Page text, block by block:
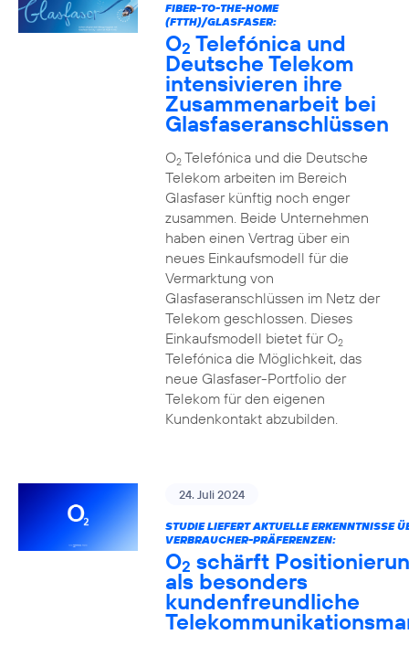
FIBER-TO-THE-HOME
(FTTH)/GLASFASER:
O2 Telefónica und
Deutsche Telekom
intensivieren ihre
Zusammenarbeit bei
Glasfaseranschlüssen
O2Telefónica und die Deutsche
Telekom arbeiten im Bereich
Glasfaser künftig noch enger
zusammen. Beide Unternehmen
haben einen Vertrag über ein
neues Einkaufsmodell für die
Vermarktung von
Glasfaseranschlüssen im Netz der
Telekom geschlossen. Dieses
Einkaufsmodell bietet für O2
Telefónica die Möglichkeit, das
neue Glasfaser-Portfolio der
Telekom für den eigenen
Kundenkontakt abzubilden.
24. Juli 2024
STUDIE LIEFERT AKTUELLE ERKENNTNISSE
VERBRAUCHER-PRÄFERENZEN:
O2 schärft
als besonders
kundenfreundliche